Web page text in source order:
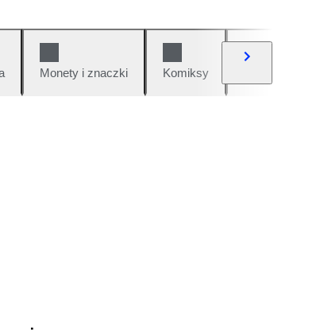
Monety i znaczki Komiksy